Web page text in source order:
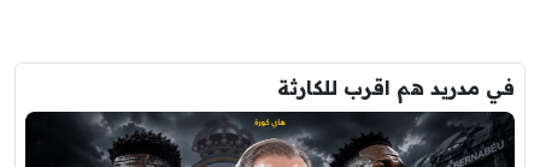
في مدريد هم اقرب للكارثة